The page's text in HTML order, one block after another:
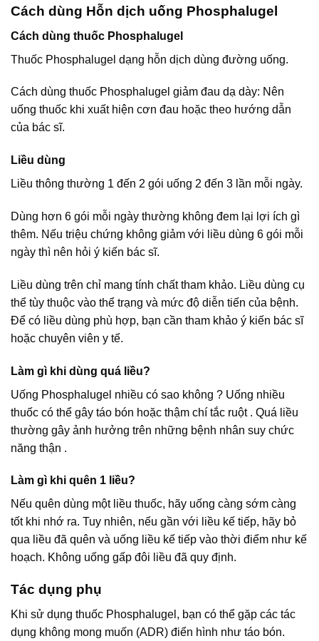
Cách dùng Hỗn dịch uống Phosphalugel
Cách dùng thuốc Phosphalugel
Thuốc Phosphalugel dạng hỗn dịch dùng đường uống.
Cách dùng thuốc Phosphalugel giảm đau dạ dày: Nên
uống thuốc khi xuất hiện cơn đau hoặc theo hướng dẫn
của bác sĩ.
Liều dùng
Liều thông thường 1 đến 2 gói uống 2 đến 3 lần mỗi ngày.
Dùng hơn 6 gói mỗi ngày thường không đem lại lợi ích gì
thêm. Nếu triệu chứng không giảm với liều dùng 6 gói mỗi
ngày thì nên hỏi ý kiến bác sĩ.
Liều dùng trên chỉ mang tính chất tham khảo. Liều dùng cụ
thể tùy thuộc vào thể trạng và mức độ diễn tiến của bệnh.
Để có liều dùng phù hợp, bạn cần tham khảo ý kiến bác sĩ
hoặc chuyên viên y tế.
Làm gì khi dùng quá liều?
Uống Phosphalugel nhiều có sao không ? Uống nhiều
thuốc có thể gây táo bón hoặc thậm chí tắc ruột . Quá liều
thường gây ảnh hưởng trên những bệnh nhân suy chức
năng thận .
Làm gì khi quên 1 liều?
Nếu quên dùng một liều thuốc, hãy uống càng sớm càng
tốt khi nhớ ra. Tuy nhiên, nếu gần với liều kế tiếp, hãy bỏ
qua liều đã quên và uống liều kế tiếp vào thời điểm như kế
hoạch. Không uống gấp đôi liều đã quy định.
Tác dụng phụ
Khi sử dụng thuốc Phosphalugel, bạn có thể gặp các tác
dụng không mong muốn (ADR) điển hình như táo bón.